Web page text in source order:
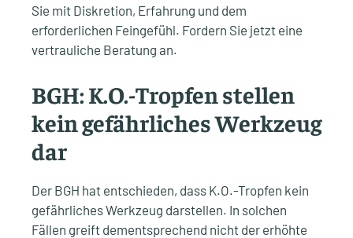
Sie mit Diskretion, Erfahrung und dem
erforderlichen Feingefühl. Fordern Sie jetzt eine
vertrauliche Beratung an.
BGH: K.O.-Tropfen stellen
kein gefährliches Werkzeug
dar
Der BGH hat entschieden, dass K.O.-Tropfen kein
gefährliches Werkzeug darstellen. In solchen
Fällen greift dementsprechend nicht der erhöhte